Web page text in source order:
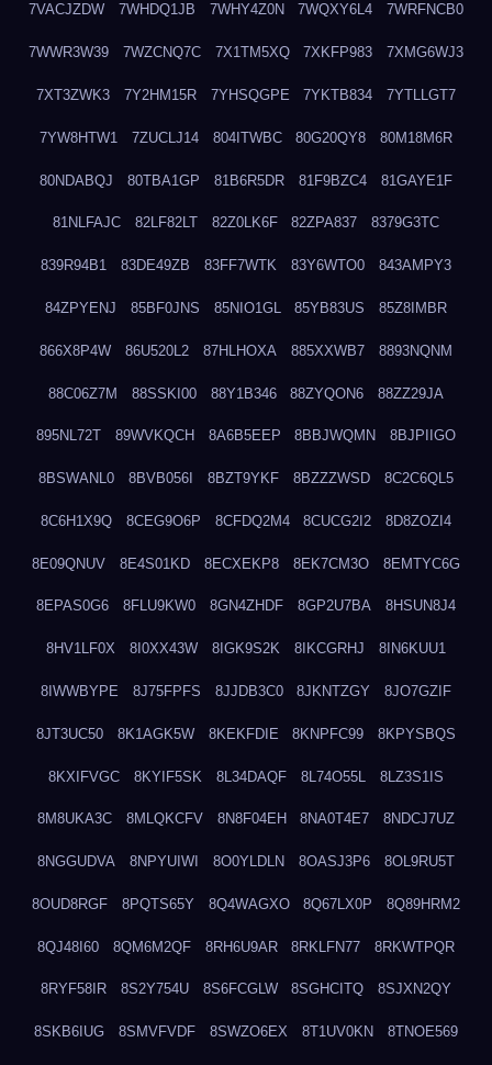
7VACJZDW 7WHDQ1JB 7WHY4Z0N 7WQXY6L4 7WRFNCB0
7WWR3W39 7WZCNQ7C 7X1TM5XQ 7XKFP983 7XMG6WJ3
7XT3ZWK3 7Y2HM15R 7YHSQGPE 7YKTB834 7YTLLGT7
7YW8HTW1 7ZUCLJ14 804ITWBC 80G20QY8 80M18M6R
80NDABQJ 80TBA1GP 81B6R5DR 81F9BZC4 81GAYE1F
81NLFAJC 82LF82LT 82Z0LK6F 82ZPA837 8379G3TC
839R94B1 83DE49ZB 83FF7WTK 83Y6WTO0 843AMPY3
84ZPYENJ 85BF0JNS 85NIO1GL 85YB83US 85Z8IMBR
866X8P4W 86U520L2 87HLHOXA 885XXWB7 8893NQNM
88C06Z7M 88SSKI00 88Y1B346 88ZYQON6 88ZZ29JA
895NL72T 89WVKQCH 8A6B5EEP 8BBJWQMN 8BJPIIGO
8BSWANL0 8BVB056I 8BZT9YKF 8BZZZWSD 8C2C6QL5
8C6H1X9Q 8CEG9O6P 8CFDQ2M4 8CUCG2I2 8D8ZOZI4
8E09QNUV 8E4S01KD 8ECXEKP8 8EK7CM3O 8EMTYC6G
8EPAS0G6 8FLU9KW0 8GN4ZHDF 8GP2U7BA 8HSUN8J4
8HV1LF0X 8I0XX43W 8IGK9S2K 8IKCGRHJ 8IN6KUU1
8IWWBYPE 8J75FPFS 8JJDB3C0 8JKNTZGY 8JO7GZIF
8JT3UC50 8K1AGK5W 8KEKFDIE 8KNPFC99 8KPYSBQS
8KXIFVGC 8KYIF5SK 8L34DAQF 8L74O55L 8LZ3S1IS
8M8UKA3C 8MLQKCFV 8N8F04EH 8NA0T4E7 8NDCJ7UZ
8NGGUDVA 8NPYUIWI 8O0YLDLN 8OASJ3P6 8OL9RU5T
8OUD8RGF 8PQTS65Y 8Q4WAGXO 8Q67LX0P 8Q89HRM2
8QJ48I60 8QM6M2QF 8RH6U9AR 8RKLFN77 8RKWTPQR
8RYF58IR 8S2Y754U 8S6FCGLW 8SGHCITQ 8SJXN2QY
8SKB6IUG 8SMVFVDF 8SWZO6EX 8T1UV0KN 8TNOE569